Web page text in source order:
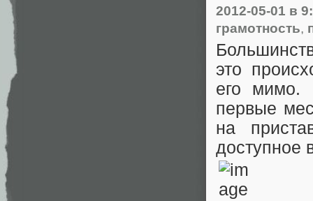
2012-05-01 в
грамотность,
это
его мимо.
первые
на
доступное